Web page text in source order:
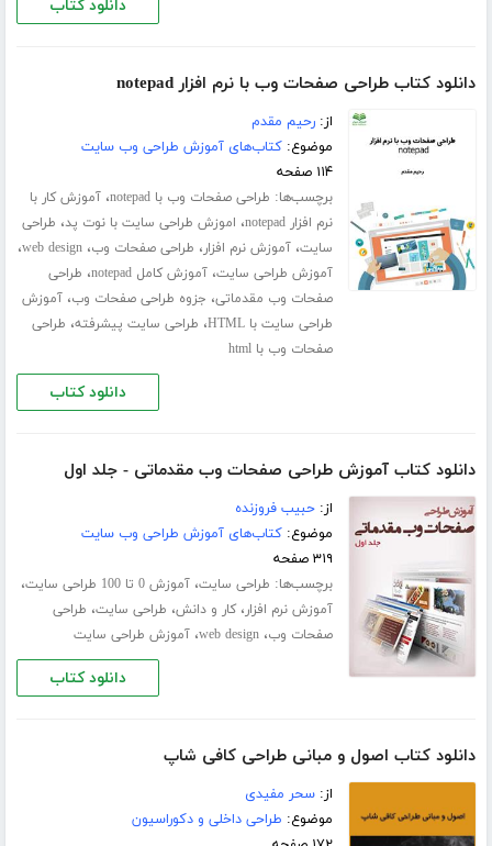
دانلود کتاب
دانلود کتاب طراحی صفحات وب با نرم افزار notepad
از:رحیم مقدم
موضوع:کتاب‌های آموزش طراحی وب سایت
۱۱۴ صفحه
برچسب‌ها: طراحی صفحات وب با notepad ،آموزش کار با
نرم افزار notepad
، اموزش طراحی سایت با نوت پد، طراحی
سایت،آموزش نرم افزار، طراحی صفحات وب،web design،
آموزش طراحی سایت،آموزش کامل notepad ، طراحی
صفحات وب مقدماتی، جزوه طراحی صفحات وب،آموزش
طراحی سایت با HTML
، طراحی سایت پیشرفته، طراحی
صفحات وب با html
دانلود کتاب
دانلود کتاب آموزش طراحی صفحات وب مقدماتی - جلد اول
از:حبیب فروزنده
موضوع:کتاب‌های آموزش طراحی وب سایت
۳۱۹ صفحه
برچسب‌ها: طراحی سایت،آموزش 0 تا 100 طراحی سایت ،
آموزش نرم افزار،کار و دانش، طراحی سایت، طراحی
صفحات وب،web design،آموزش طراحی سایت
دانلود کتاب
دانلود کتاب اصول و مبانی طراحی کافی شاپ
از:سحر مفیدی
موضوع: طراحی داخلی و دکوراسیون